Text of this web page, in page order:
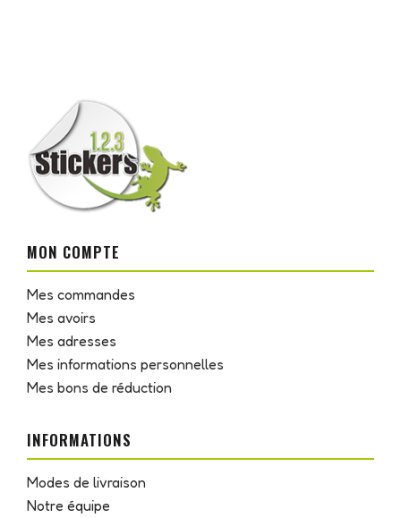
MON COMPTE
Mes commandes
Mes avoirs
Mes adresses
Mes informations personnelles
Mes bons de réduction
INFORMATIONS
Modes de livraison
Notre équipe